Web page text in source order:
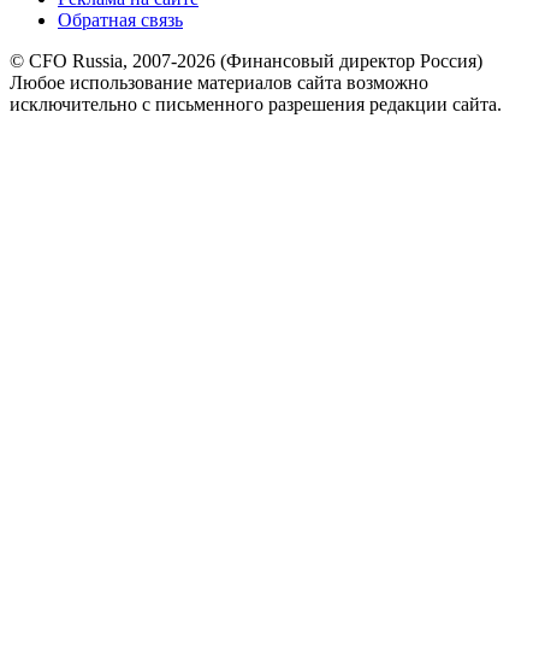
Обратная связь
© CFO Russia, 2007-2026 (Финансовый директор Россия)
Любое использование материалов сайта возможно
исключительно с письменного разрешения редакции сайта.